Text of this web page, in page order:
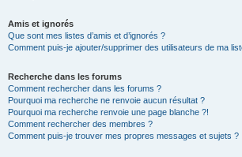
Amis et ignorés
Que sont mes listes d’amis et d’ignorés ?
Comment puis-je ajouter/supprimer des utilisateurs de ma
Recherche dans les forums
Comment rechercher dans les forums ?
Pourquoi ma recherche ne renvoie aucun résultat ?
Pourquoi ma recherche renvoie une page blanche ?!
Comment rechercher des membres ?
Comment puis-je trouver mes propres messages et sujets ?